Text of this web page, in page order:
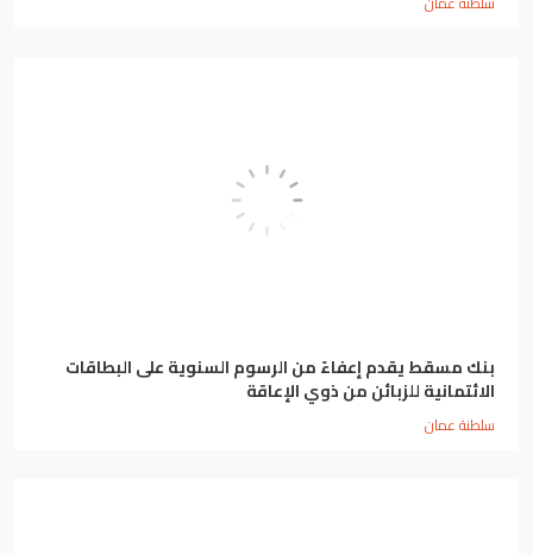
بنك مسقط يقدم إعفاءً من الرسوم السنوية على البطاقات
الائتمانية للزبائن من ذوي الإعاقة
سلطنة عمان